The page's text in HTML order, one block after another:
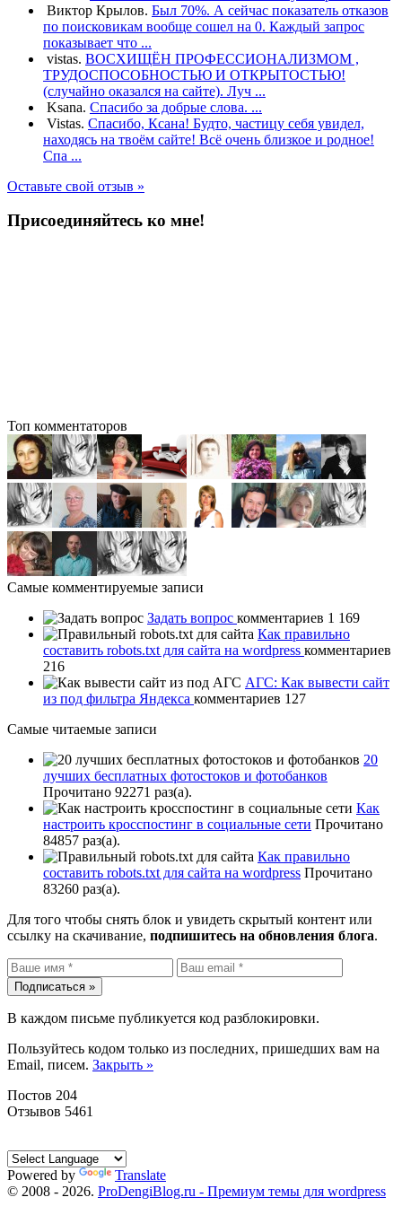
Виктор Крылов. Был 70%. А сейчас показатель отказов
по поисковикам вообще сошел на 0. Каждый запрос
показывает что ...
vistas. ВОСХИЩЁН ПРОФЕССИОНАЛИЗМОМ ,
ТРУДОСПОСОБНОСТЬЮ И ОТКРЫТОСТЬЮ!
(случайно оказался на сайте). Луч ...
Ksana. Спасибо за добрые слова. ...
Vistas. Спасибо, Ксана! Будто, частицу себя увидел,
находясь на твоём сайте! Всё очень близкое и родное!
Спа ...
Оставьте свой отзыв »
Присоединяйтесь ко мне!
Топ комментаторов
Самые комментируемые записи
Задать вопрос комментариев 1 169
Как правильно
составить robots.txt для сайта на wordpress комментариев
216
АГС: Как вывести сайт
из под фильтра Яндекса комментариев 127
Самые читаемые записи
20
лучших бесплатных фотостоков и фотобанков
Прочитано 92271 раз(a).
Как
настроить кросспостинг в социальные сети Прочитано
84857 раз(a).
Как правильно
составить robots.txt для сайта на wordpress Прочитано
83260 раз(a).
Для того чтобы снять блок и увидеть скрытый контент или
ссылку на скачивание, подпишитесь на обновления блога.
В каждом письме публикуется код разблокировки.
Пользуйтесь кодом только из последних, пришедших вам на
Email, писем. Закрыть »
Постов 204
Отзывов 5461
Powered by
Translate
© 2008 - 2026. ProDengiBlog.ru - Премиум темы для wordpress